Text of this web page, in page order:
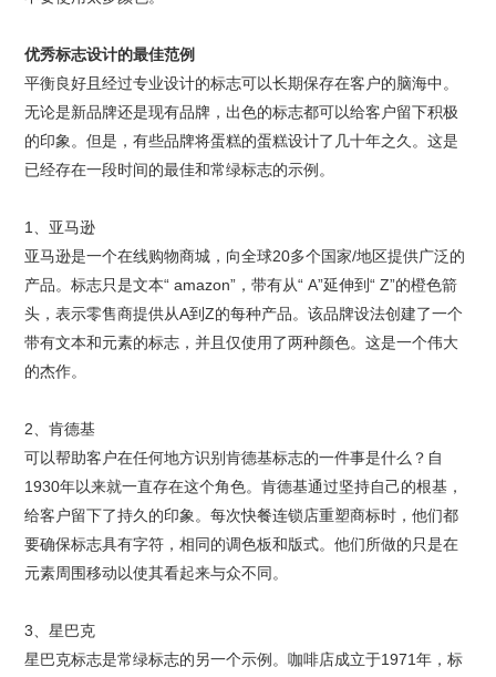
优秀标志设计的最佳范例
平衡良好且经过专业设计的标志可以长期保存在客户的脑海中。
无论是新品牌还是现有品牌，出色的标志都可以给客户留下积极
的印象。但是，有些品牌将蛋糕的蛋糕设计了几十年之久。这是
已经存在一段时间的最佳和常绿标志的示例。
1、亚马逊
亚马逊是一个在线购物商城，向全球20多个国家/地区提供广泛的
产品。标志只是文本“ amazon”，带有从“ A”延伸到“ Z”的橙色箭
头，表示零售商提供从A到Z的每种产品。该品牌设法创建了一个
带有文本和元素的标志，并且仅使用了两种颜色。这是一个伟大
的杰作。
2、肯德基
可以帮助客户在任何地方识别肯德基标志的一件事是什么？自
1930年以来就一直存在这个角色。肯德基通过坚持自己的根基，
给客户留下了持久的印象。每次快餐连锁店重塑商标时，他们都
要确保标志具有字符，相同的调色板和版式。他们所做的只是在
元素周围移动以使其看起来与众不同。
3、星巴克
星巴克标志是常绿标志的另一个示例。咖啡店成立于1971年，标